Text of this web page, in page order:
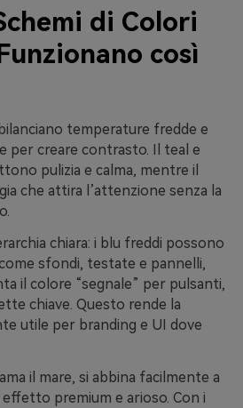
di Colori
così
temperature fredde e
per creare contrasto. Il teal e
pulizia e calma, mentre il
che attira l’attenzione senza la
chiara: i blu freddi possono
sfondi, testate e pannelli,
il colore “segnale” per pulsanti,
chiave. Questo rende la
utile per branding e UI dove
il mare, si abbina facilmente a
premium e arioso. Con i